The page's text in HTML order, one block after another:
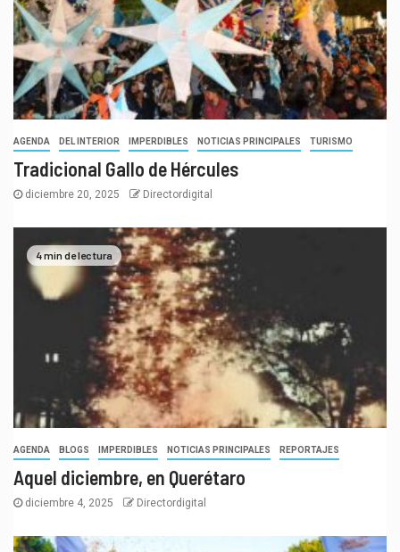
AGENDA DEL INTERIOR IMPERDIBLES NOTICIAS PRINCIPALES TURISMO
Tradicional Gallo de Hércules
diciembre 20, 2025 Directordigital
4 min de lectura
AGENDA BLOGS IMPERDIBLES NOTICIAS PRINCIPALES REPORTAJES
Aquel diciembre, en Querétaro
diciembre 4, 2025 Directordigital